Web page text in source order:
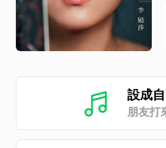
設成
朋友打